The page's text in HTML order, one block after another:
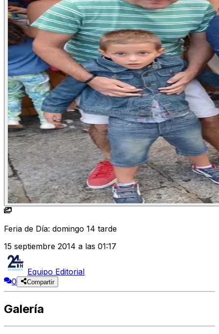
Feria de Día: domingo 14 tarde
15 septiembre 2014 a las 01:17
Equipo Editorial
0
Compartir
Galería